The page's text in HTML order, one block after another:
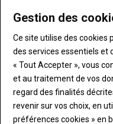
"Créer
un
nouveau
compte"
Lien
"Réinitialiser
votre
mot
de
passe"
Lien
"Je
me
connecte"
Gestion des
Ce site utilise des
des services essentiels et
« Tout Accepter », vous
et au traitement de vos
regard des finalités
revenir sur vos choix, en
préférences cookies » en